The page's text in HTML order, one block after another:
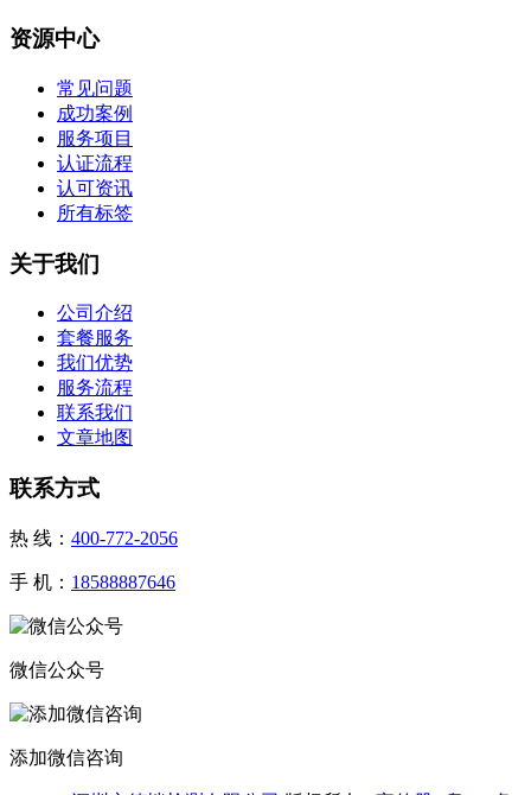
资源中心
常见问题
成功案例
服务项目
认证流程
认可资讯
所有标签
关于我们
公司介绍
套餐服务
我们优势
服务流程
联系我们
文章地图
联系方式
热 线： 400-772-2056
手 机： 18588887646
微信公众号
添加微信咨询